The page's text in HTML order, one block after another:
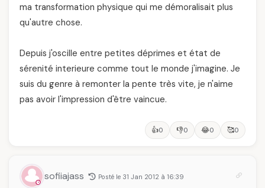
ma transformation physique qui me démoralisait plus
qu'autre chose.
Depuis j'oscille entre petites déprimes et état de
sérenité interieure comme tout le monde j'imagine. Je
suis du genre à remonter la pente très vite, je n'aime
pas avoir l'impression d'être vaincue.
👍0 👎0 😂0 🥰0
sofiiajass Posté le 31 Jan 2012 à 16:39